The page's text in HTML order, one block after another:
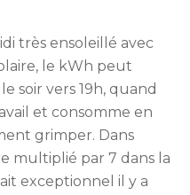
très ensoleillé avec
le kWh peut
soir vers 19h, quand
et consomme en
grimper. Dans
multiplié par 7 dans la
exceptionnel il y a